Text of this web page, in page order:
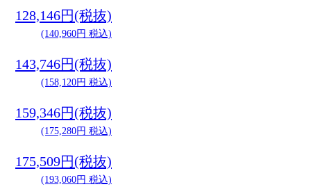
128,146円(税抜)
(140,960円 税込)
143,746円(税抜)
(158,120円 税込)
159,346円(税抜)
(175,280円 税込)
175,509円(税抜)
(193,060円 税込)